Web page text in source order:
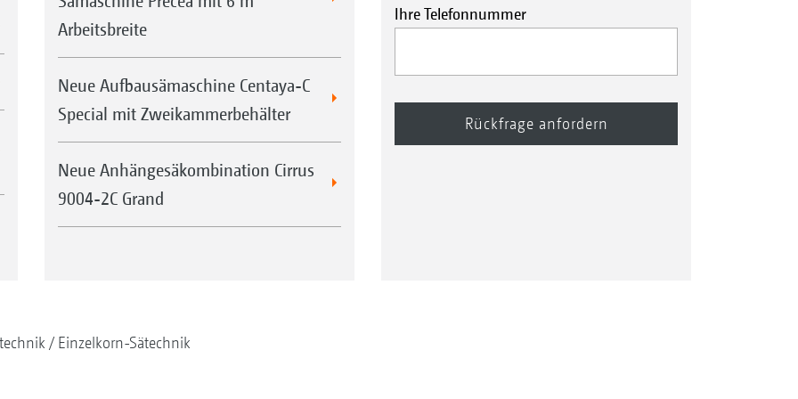
1. Dünger
2. Saatgut
3. Mikrogranulat
mit CurveControl
Arbeitsbreite
Neue Aufbausämaschine Centaya-C
Special mit Zweikammerbehälter
Neue Anhängesäkombination Cirrus
9004-2C Grand
Ihre Telefonnummer
Einzelkorn-Sätechnik